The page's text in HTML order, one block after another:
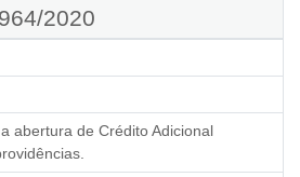
2020
abertura de Crédito Adicional